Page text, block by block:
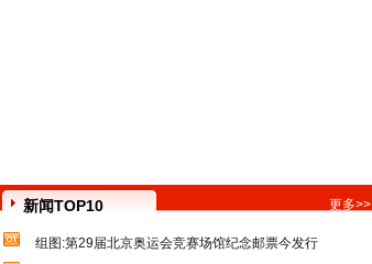
新闻TOP10 更多>>
组图:第29届北京奥运会竞赛场馆纪念邮票今发行